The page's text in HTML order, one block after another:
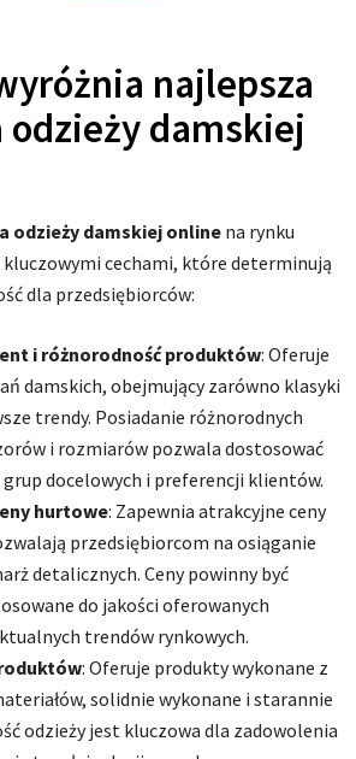
najlepsza
damskiej
odzieży damskiej online na rynku
cechami, które determinują
dla przedsiębiorców:
i różnorodność produktów: Oferuje
damskich, obejmujący zarówno klasyki
trendy. Posiadanie różnorodnych
i rozmiarów pozwala dostosować
docelowych i preferencji klientów.
hurtowe: Zapewnia atrakcyjne ceny
przedsiębiorcom na osiąganie
detalicznych. Ceny powinny być
do jakości oferowanych
trendów rynkowych.
: Oferuje produkty wykonane z
solidnie wykonane i starannie
odzieży jest kluczowa dla zadowolenia